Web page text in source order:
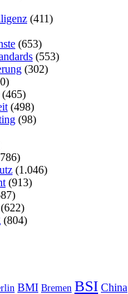
(411)
(653)
(553)
(302)
(465)
(498)
(98)
(1.046)
(913)
(622)
(804)
BMI Bremen BSI China